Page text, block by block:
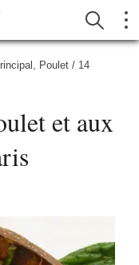
, Poulet / 14
et aux